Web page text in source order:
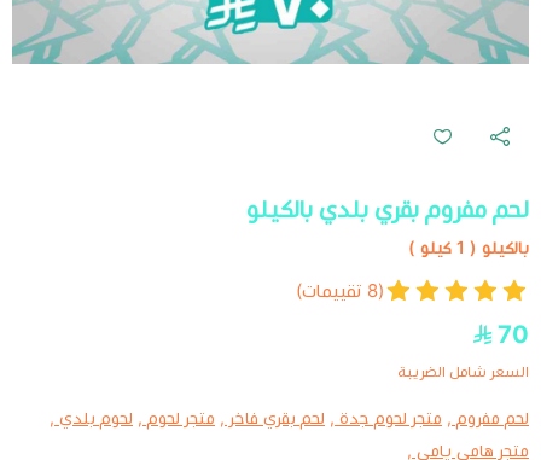
لحم مفروم بقري بلدي بالكيلو
بالكيلو ( 1 كيلو )
(8 تقييمات)
70
السعر شامل الضريبة
لحم مفروم , متجر لحوم جدة , لحم بقري فاخر , متجر لحوم , لحوم بلدي ,
متجر هامي يامي ,